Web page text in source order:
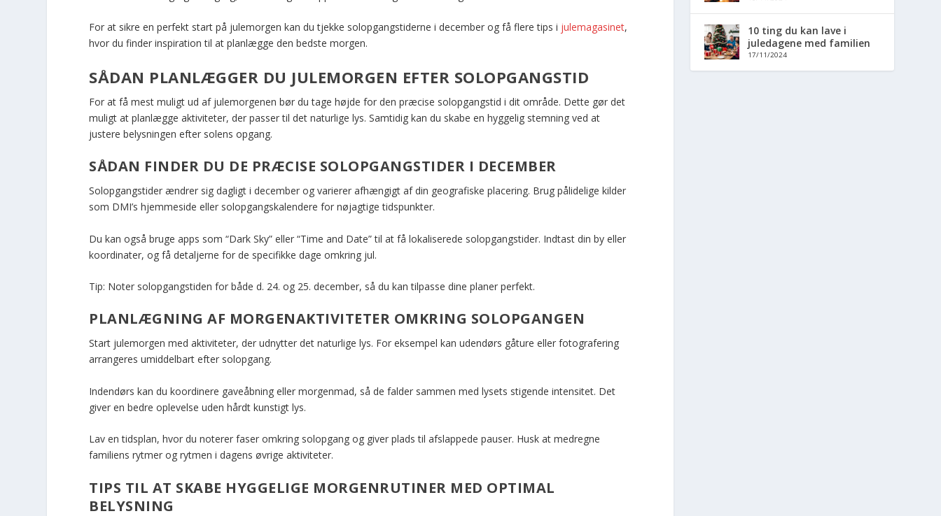
For at sikre en perfekt start på julemorgen kan du tjekke solopgangstiderne i december og få flere tips i julemagasinet,
hvor du finder inspiration til at planlægge den bedste morgen.
SÅDAN PLANLÆGGER DU JULEMORGEN EFTER SOLOPGANGSTID
For at få mest muligt ud af julemorgenen bør du tage højde for den præcise solopgangstid i dit område. Dette gør det
muligt at planlægge aktiviteter, der passer til det naturlige lys. Samtidig kan du skabe en hyggelig stemning ved at
justere belysningen efter solens opgang.
SÅDAN FINDER DU DE PRÆCISE SOLOPGANGSTIDER I DECEMBER
Solopgangstider ændrer sig dagligt i december og varierer afhængigt af din geografiske placering. Brug pålidelige kilder
som DMI’s hjemmeside eller solopgangskalendere for nøjagtige tidspunkter.
Du kan også bruge apps som “Dark Sky” eller “Time and Date” til at få lokaliserede solopgangstider. Indtast din by eller
koordinater, og få detaljerne for de specifikke dage omkring jul.
Tip: Noter solopgangstiden for både d. 24. og 25. december, så du kan tilpasse dine planer perfekt.
PLANLÆGNING AF MORGENAKTIVITETER OMKRING SOLOPGANGEN
Start julemorgen med aktiviteter, der udnytter det naturlige lys. For eksempel kan udendørs gåture eller fotografering
arrangeres umiddelbart efter solopgang.
Indendørs kan du koordinere gaveåbning eller morgenmad, så de falder sammen med lysets stigende intensitet. Det
giver en bedre oplevelse uden hårdt kunstigt lys.
Lav en tidsplan, hvor du noterer faser omkring solopgang og giver plads til afslappede pauser. Husk at medregne
familiens rytmer og rytmen i dagens øvrige aktiviteter.
TIPS TIL AT SKABE HYGGELIGE MORGENRUTINER MED OPTIMAL
BELYSNING
10 ting du kan lave i
juledagene med familien
17/11/2024